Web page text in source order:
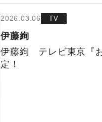
2026.03.06 TV
伊藤絢
伊藤絢 テレビ東京『
定！